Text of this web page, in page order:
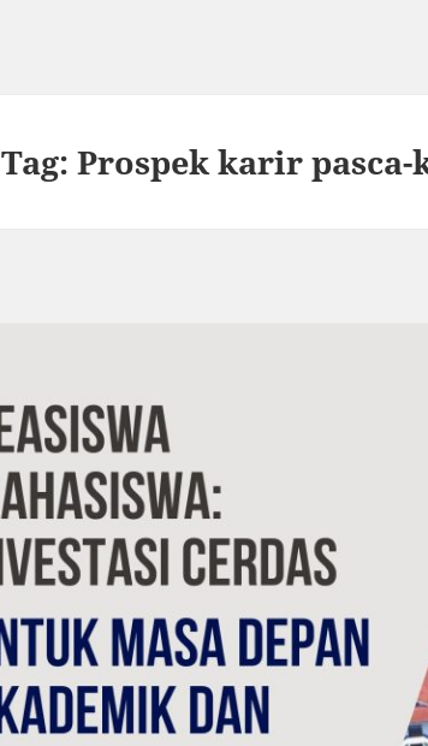
Tag:Prospek karir pasca-